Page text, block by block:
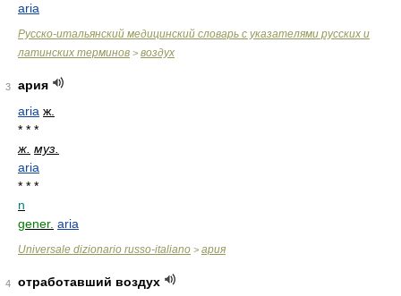
aria
Русско-итальянский медицинский словарь с указателями русских и
латинских терминов > воздух
3
ария
aria ж.
* * *
ж. муз.
aria
* * *
n
gener. aria
Universale dizionario russo-italiano > ария
4
отработавший воздух